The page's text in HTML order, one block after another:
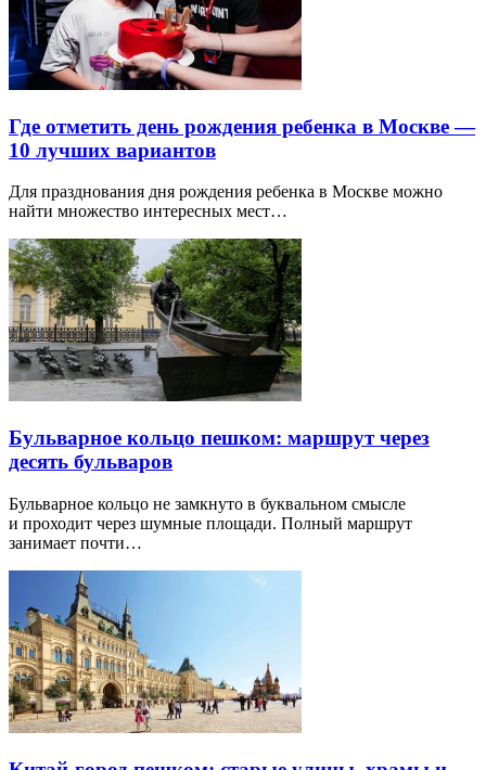
Где отметить день рождения ребенка в Москве —
10 лучших вариантов
Для празднования дня рождения ребенка в Москве можно
найти множество интересных мест…
Бульварное кольцо пешком: маршрут через
десять бульваров
Бульварное кольцо не замкнуто в буквальном смысле
и проходит через шумные площади. Полный маршрут
занимает почти…